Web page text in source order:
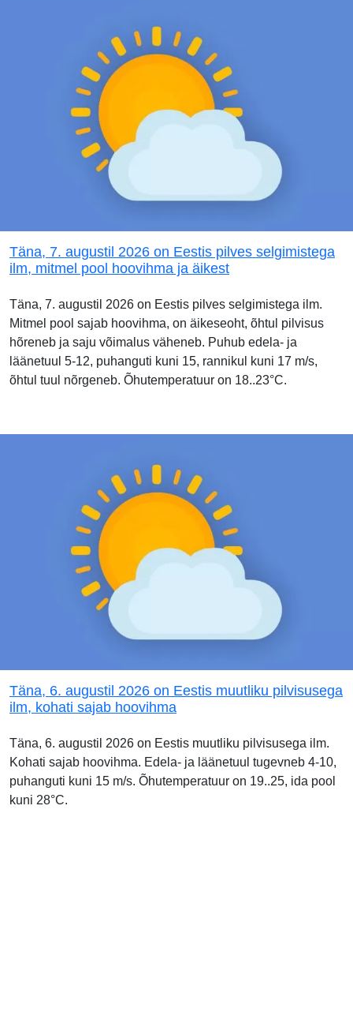
Täna, 7. augustil 2026 on Eestis pilves selgimistega
ilm, mitmel pool hoovihma ja äikest
Täna, 7. augustil 2026 on Eestis pilves selgimistega ilm.
Mitmel pool sajab hoovihma, on äikeseoht, õhtul pilvisus
hõreneb ja saju võimalus väheneb. Puhub edela- ja
läänetuul 5-12, puhanguti kuni 15, rannikul kuni 17 m/s,
õhtul tuul nõrgeneb. Õhutemperatuur on 18..23°C.
Täna, 6. augustil 2026 on Eestis muutliku pilvisusega
ilm, kohati sajab hoovihma
Täna, 6. augustil 2026 on Eestis muutliku pilvisusega ilm.
Kohati sajab hoovihma. Edela- ja läänetuul tugevneb 4-10,
puhanguti kuni 15 m/s. Õhutemperatuur on 19..25, ida pool
kuni 28°C.